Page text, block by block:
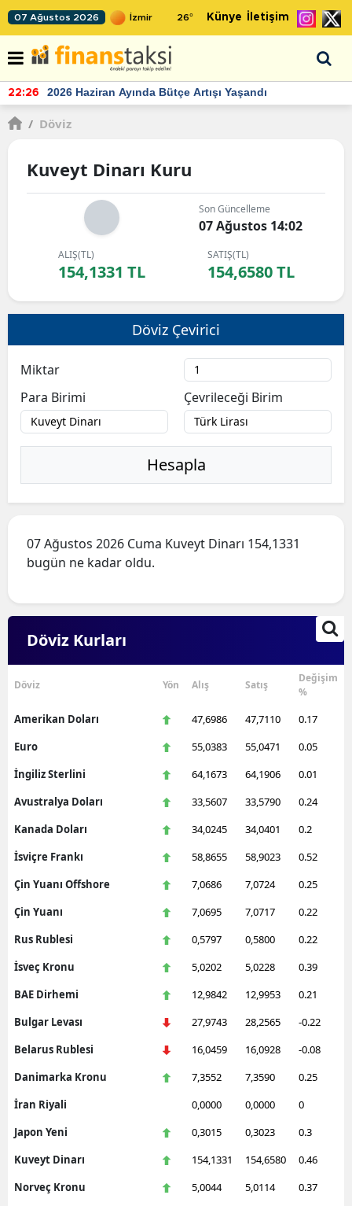
07 Ağustos 2026 26° Künye İletişim
22:26 2026 Haziran Ayında Bütçe Artışı Yaşandı
/ Döviz
Kuveyt Dinarı Kuru
Son Güncelleme
07 Ağustos 14:02
ALIŞ(TL)
154,1331 TL
SATIŞ(TL)
154,6580 TL
Döviz Çevirici
Miktar
Para Birimi
Çevrileceği Birim
Hesapla
07 Ağustos 2026 Cuma Kuveyt Dinarı 154,1331
bugün ne kadar oldu.
Döviz Kurları
Döviz Yön Alış Satış
Değişim
%
Amerikan Doları 47,6986 47,7110
0.17
Euro
55,0383 55,0471
0.05
İngiliz Sterlini
64,1673 64,1906
0.01
Avustralya Doları
33,5607 33,5790
0.24
Kanada Doları
34,0245 34,0401
0.2
İsviçre Frankı
58,8655 58,9023
0.52
Çin Yuanı Offshore
7,0686 7,0724
0.25
Çin Yuanı
7,0695 7,0717
0.22
Rus Rublesi
0,5797 0,5800
0.22
İsveç Kronu
5,0202 5,0228
0.39
BAE Dirhemi
12,9842 12,9953
0.21
Bulgar Levası
27,9743 28,2565
-0.22
Belarus Rublesi
16,0459 16,0928
-0.08
Danimarka Kronu
7,3552 7,3590
0.25
İran Riyali
0,0000 0,0000
0
Japon Yeni
0,3015 0,3023
0.3
Kuveyt Dinarı
154,1331 154,6580
0.46
Norveç Kronu
5,0044 5,0114
0.37